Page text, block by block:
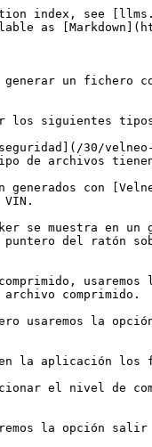
index, see
as
generar un
los siguientes
30/velneo-
de archivos tienen
generados con
se muestra en
del ratón
archivo comprimido.
usaremos la
en la aplicación los
el nivel de
la opción salir